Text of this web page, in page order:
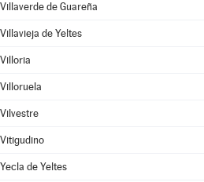
Villaverde de Guareña
Villavieja de Yeltes
Villoria
Villoruela
Vilvestre
Vitigudino
Yecla de Yeltes